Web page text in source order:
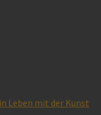
Leben mit der Kunst